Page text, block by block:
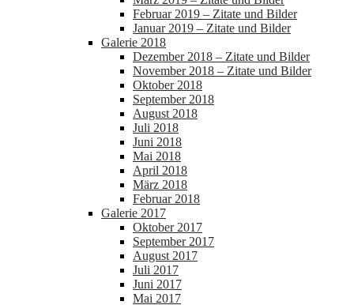
Februar 2019 – Zitate und Bilder
Januar 2019 – Zitate und Bilder
Galerie 2018
Dezember 2018 – Zitate und Bilder
November 2018 – Zitate und Bilder
Oktober 2018
September 2018
August 2018
Juli 2018
Juni 2018
Mai 2018
April 2018
März 2018
Februar 2018
Galerie 2017
Oktober 2017
September 2017
August 2017
Juli 2017
Juni 2017
Mai 2017